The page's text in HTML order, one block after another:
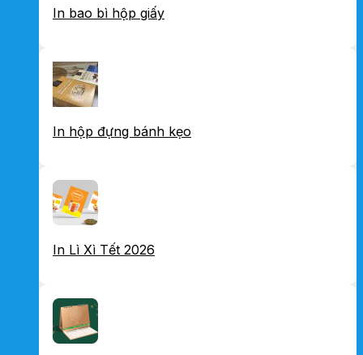
In bao bì hộp giấy
In hộp đựng bánh kẹo
In Lì Xì Tết 2026